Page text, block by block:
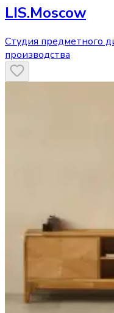
LIS.Moscow
Студия предметного
производства